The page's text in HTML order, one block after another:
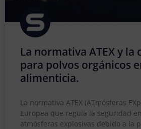
La normativa ATEX y la
para polvos orgánicos
alimenticia.
La normativa ATEX (ATmósferas
Europea que regula la seguridad
atmósferas explosivas debido a la